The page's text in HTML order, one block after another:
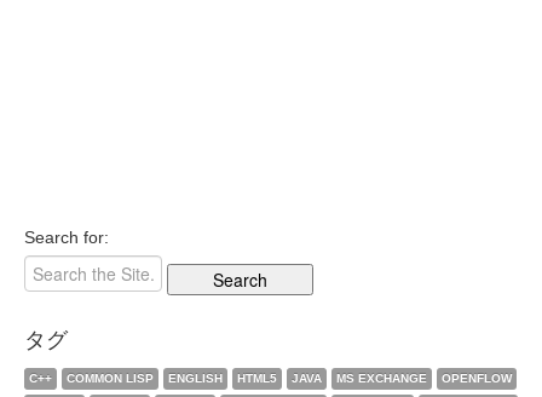
Search for:
タグ
C++ COMMON LISP ENGLISH HTML5 JAVA MS EXCHANGE
OPENFLOW